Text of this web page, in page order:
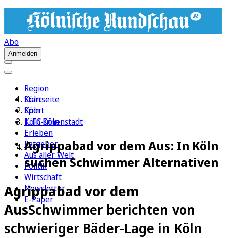
Abo
Anmelden
Region
Köln
Sport
1. FC Köln
Erleben
Ratgeber
Aus aller Welt
Politik
Wirtschaft
Newsletter
E-Paper
Startseite
Köln
Köln-Innenstadt
Agrippabad vor dem Aus: In Köln
suchen Schwimmer Alternativen
Agrippabad vor dem
AusSchwimmer berichten von
schwieriger Bäder-Lage in Köln